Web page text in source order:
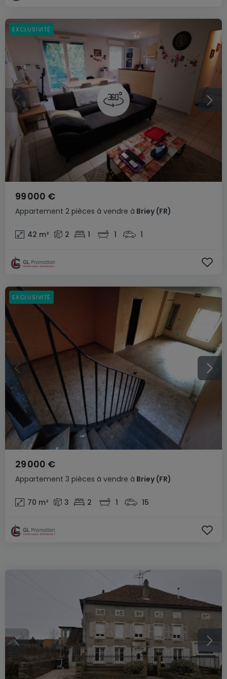
Appartement 2 pièces à vendre à Briey (FR)
99 000 €
42 m² 2 1 1 1
EXCLUSIVITÉ
Appartement 3 pièces à vendre à Briey (FR)
29 000 €
70 m² 3 2 1 15
EXCLUSIVITÉ